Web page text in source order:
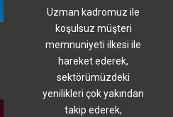
Uzman kadromuz ile
koşulsuz müşteri
memnuniyeti ilkesi ile
hareket ederek,
sektörümüzdeki
yenilikleri çok yakından
takip ederek,